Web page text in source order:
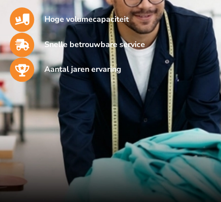
Hoge volumecapaciteit
Snelle betrouwbare service
Aantal jaren ervaring